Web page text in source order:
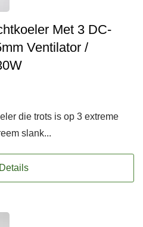
Met 3 DC-
Ventilator /
die trots is op 3 extreme
slank...
Details